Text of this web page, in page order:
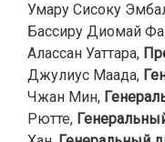
Умару Сисоку
Бассиру Диомай
Алассан Уаттара,
Джулиус Маада,
Чжан Мин,
Рютте,